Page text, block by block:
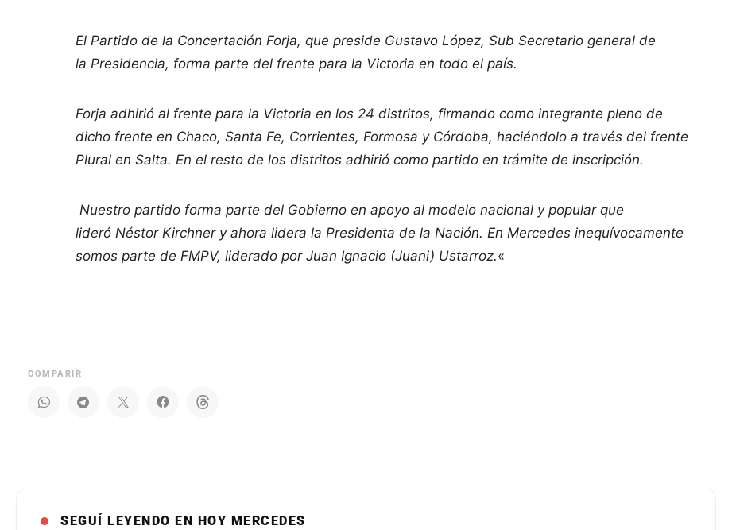
El Partido de la Concertación Forja, que preside Gustavo López, Sub Secretario general de
la Presidencia, forma parte del frente para la Victoria en todo el país.
Forja adhirió al frente para la Victoria en los 24 distritos, firmando como integrante pleno de
dicho frente en Chaco, Santa Fe, Corrientes, Formosa y Córdoba, haciéndolo a través del frente
Plural en Salta. En el resto de los distritos adhirió como partido en trámite de inscripción.
Nuestro partido forma parte del Gobierno en apoyo al modelo nacional y popular que
lideró Néstor Kirchner y ahora lidera la Presidenta de la Nación. En Mercedes inequívocamente
somos parte de FMPV, liderado por Juan Ignacio (Juani) Ustarroz.«
COMPARIR
SEGUÍ LEYENDO EN HOY MERCEDES